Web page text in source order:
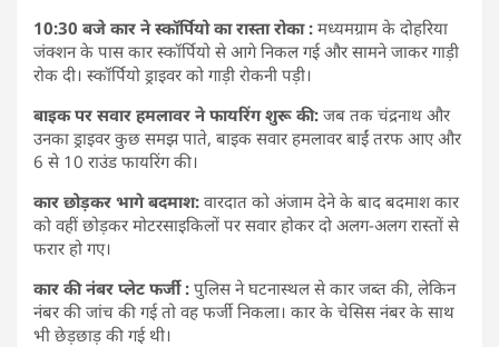
10:30 बजे कार ने स्कॉर्पियो का रास्ता रोका : मध्यमग्राम के दोहरिया
जंक्शन के पास कार स्कॉर्पियो से आगे निकल गई और सामने जाकर गाड़ी
रोक दी। स्कॉर्पियो ड्राइवर को गाड़ी रोकनी पड़ी।
बाइक पर सवार हमलावर ने फायरिंग शुरू की: जब तक चंद्रनाथ और
उनका ड्राइवर कुछ समझ पाते, बाइक सवार हमलावर बाईं तरफ आए और
6 से 10 राउंड फायरिंग की।
कार छोड़कर भागे बदमाश: वारदात को अंजाम देने के बाद बदमाश कार
को वहीं छोड़कर मोटरसाइकिलों पर सवार होकर दो अलग-अलग रास्तों से
फरार हो गए।
कार की नंबर प्लेट फर्जी : पुलिस ने घटनास्थल से कार जब्त की, लेकिन
नंबर की जांच की गई तो वह फर्जी निकला। कार के चेसिस नंबर के साथ
भी छेड़छाड़ की गई थी।